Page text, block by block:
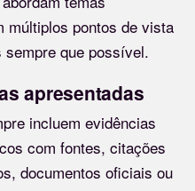
múltiplos pontos de vista
que possível.
apresentadas
incluem evidências
com fontes, citações
documentos oficiais ou